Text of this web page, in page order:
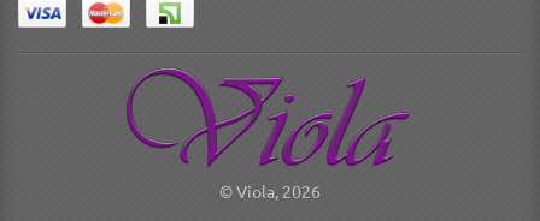
© Viola, 2026